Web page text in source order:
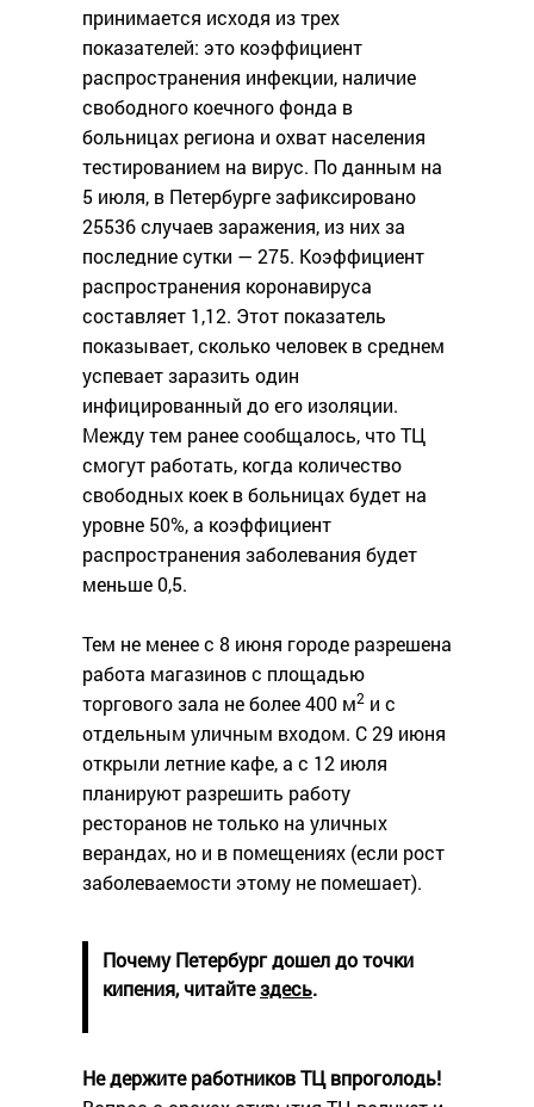
принимается исходя из трех
показателей: это коэффициент
распространения инфекции, наличие
свободного коечного фонда в
больницах региона и охват населения
тестированием на вирус. По данным на
5 июля, в Петербурге зафиксировано
25536 случаев заражения, из них за
последние сутки — 275. Коэффициент
распространения коронавируса
составляет 1,12. Этот показатель
показывает, сколько человек в среднем
успевает заразить один
инфицированный до его изоляции.
Между тем ранее сообщалось, что ТЦ
смогут работать, когда количество
свободных коек в больницах будет на
уровне 50%, а коэффициент
распространения заболевания будет
меньше 0,5.
Тем не менее с 8 июня городе разрешена
работа магазинов с площадью
торгового зала не более 400 м2 и с
отдельным уличным входом. С 29 июня
открыли летние кафе, а с 12 июля
планируют разрешить работу
ресторанов не только на уличных
верандах, но и в помещениях (если рост
заболеваемости этому не помешает).
Почему Петербург дошел до точки
кипения, читайтездесь.
Не держите работников ТЦ впроголодь!